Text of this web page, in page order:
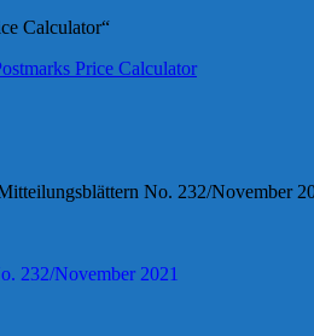
Calculator“
Price Calculator
No. 232/November
232/November 2021